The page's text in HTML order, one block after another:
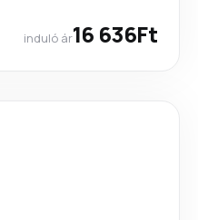
induló ár16 636Ft